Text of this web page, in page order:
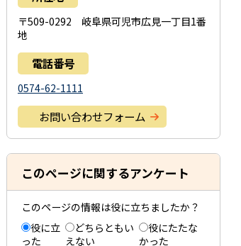
〒509-0292 岐阜県可児市広見一丁目1番
地
電話番号
0574-62-1111
お問い合わせフォーム
このページに関するアンケート
このページの情報は役に立ちましたか？
役に立
った
どちらともい
えない
役にたたな
かった